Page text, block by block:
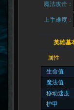
魔法攻击：
上手难度：
英雄基
属性
生命值
魔法值
移动速度
护甲